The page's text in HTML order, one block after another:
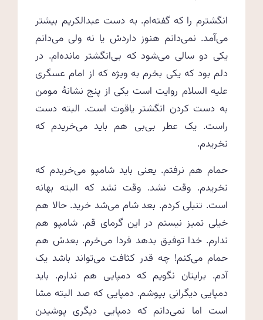
انگشترم را که گفته‌ام. به دست عبدالکریم بیشتر
می‌آمد. نمی‌دانم هنوز داردش یا نه ولی می‌دانم
یکی دو سالی می‌شود که بی‌انگشتر مانده‌ام. در
دلم بود که یکی بخرم به ویژه که از امام عسگری
علیه السلام روایت است یکی از پنج نشانه‌ٔ مومن
به دست کردن انگشتر یاقوت است. البته دست
راست. یک عطر بی‌بی هم باید می‌خریدم که
نخریدم.
حمام هم نرفتم. یعنی باید شامپو می‌خریدم که
نخریدم. وقت نشد. وقت نشد که البته بهانه
است. تنبلی کردم. بعد شام می‌شد خرید. حالا هم
خیلی تمیز نیستم در این گرمای قم. شامپو هم
ندارم. خدا توفیق بدهد فردا می‌خرم. بعدش هم
حمام می‌کنم! چه قدر کثافت می‌تواند باشد یک
آدم. برایتان نگویم که دمپایی هم ندارم. باید
دمپایی دیگرانی بپوشم. دمپایی که صد البته مشا
است اما نمی‌دانم که دمپایی دیگری پوشیدن